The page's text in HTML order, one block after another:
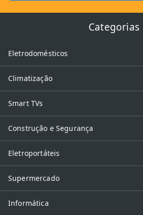
Categorias
Eletrodomésticos
Climatização
Smart TVs
Construção e Segurança
Eletroportáteis
Supermercado
Informática